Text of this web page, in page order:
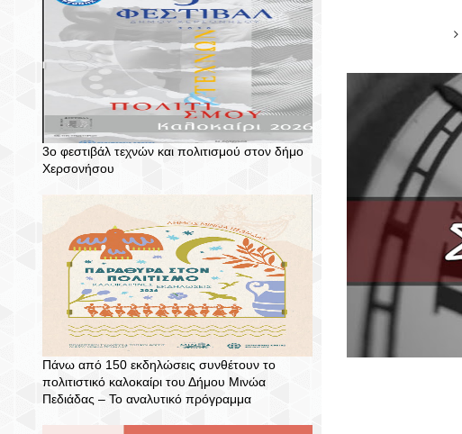
3ο φεστιβάλ τεχνών και πολιτισμού στον δήμο
Χερσονήσου
Πάνω από 150 εκδηλώσεις συνθέτουν το
πολιτιστικό καλοκαίρι του Δήμου Μινώα
Πεδιάδας – To αναλυτικό πρόγραμμα